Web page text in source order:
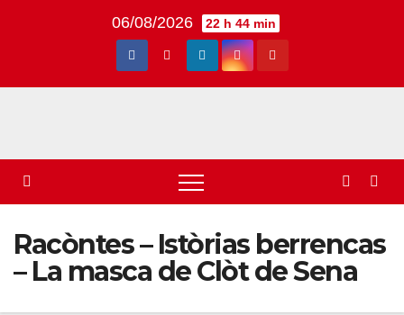
06/08/2026 22 h 44 min
Racòntes – Istòrias berrencas
– La masca de Clòt de Sena